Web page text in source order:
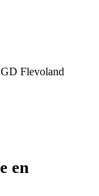
Flevoland
en